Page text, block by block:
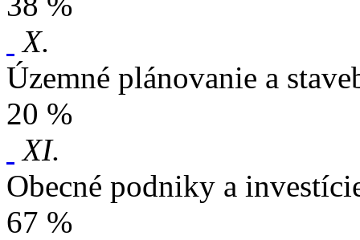
X.
Územné plánovanie a
20 %
XI.
Obecné podniky a
67 %